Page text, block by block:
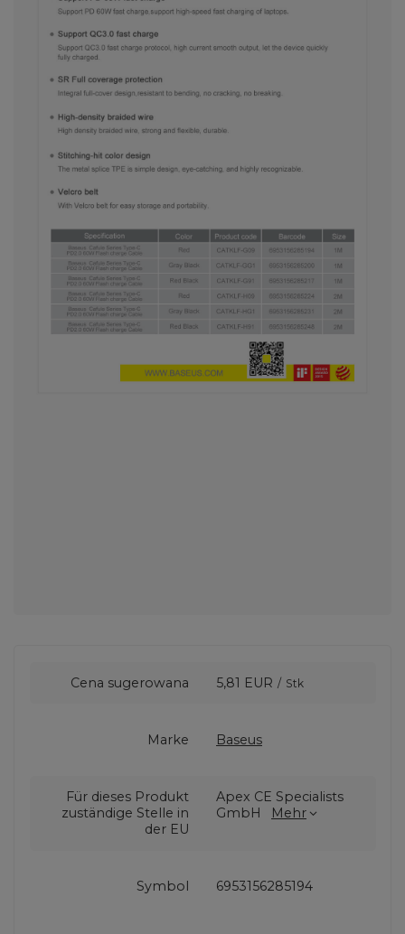
Cena sugerowana 5,81 EUR / Stk
Marke Baseus
Für dieses Produkt
zuständige Stelle in
der EU
Apex CE Specialists
GmbH
Mehr
Symbol 6953156285194